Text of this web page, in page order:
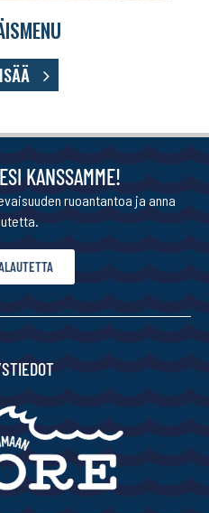
KANSSAMME!
ruoantantoa ja anna